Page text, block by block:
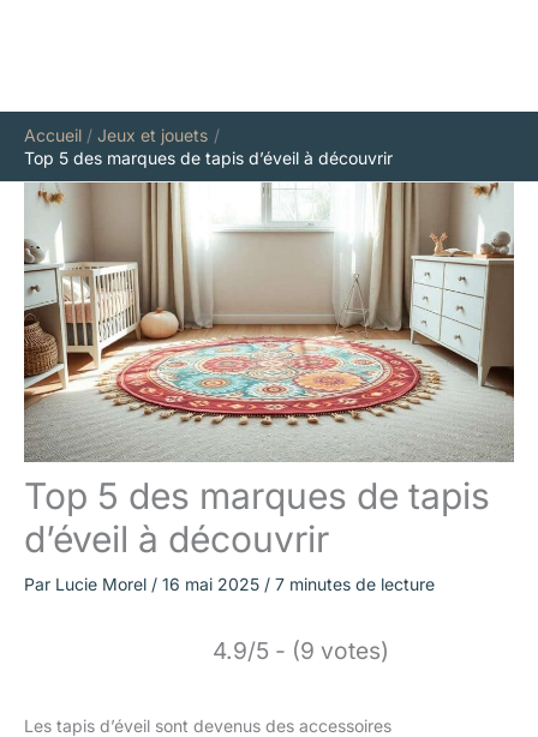
Accueil
Jeux et jouets
Top 5 des marques de tapis d’éveil à découvrir
Top 5 des marques de tapis
d’éveil à découvrir
Par Lucie Morel / 16 mai 2025 / 7 minutes de lecture
4.9/5 - (9 votes)
Les tapis d’éveil sont devenus des accessoires